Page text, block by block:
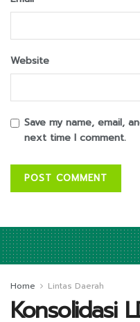
Website
Save my name, email,
next time I comment.
Home Lintas Daerah
Konsolidasi